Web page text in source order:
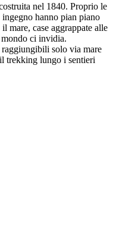
nel 1840. Proprio le
hanno pian piano
mare, case aggrappate alle
ci invidia.
raggiungibili solo via mare
trekking lungo i sentieri